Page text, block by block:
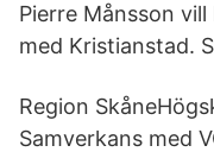
Pierre Månsson
med Kristianstad.
Region
Samverkans med